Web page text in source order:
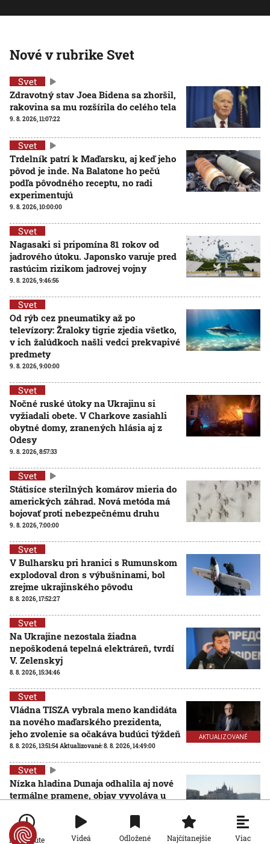
Nové v rubrike Svet
Svet
Zdravotný stav Joea Bidena sa zhoršil,
rakovina sa mu rozšírila do celého tela
9. 8. 2026, 11:07:22
Svet
Trdelník patrí k Maďarsku, aj keď jeho
pôvod je inde. Na Balatone ho pečú
podľa pôvodného receptu, no radi
experimentujú
9. 8. 2026, 10:00:00
Svet
Nagasaki si pripomína 81 rokov od
jadrového útoku. Japonsko varuje pred
rastúcim rizikom jadrovej vojny
9. 8. 2026, 9:46:56
Svet
Od rýb cez pneumatiky až po
televízory: Žraloky tigrie zjedia všetko,
v ich žalúdkoch našli vedci prekvapivé
predmety
9. 8. 2026, 9:00:00
Svet
Nočné ruské útoky na Ukrajinu si
vyžiadali obete. V Charkove zasiahli
obytné domy, zranených hlásia aj z
Odesy
9. 8. 2026, 8:57:33
Svet
Státisíce sterilných komárov mieria do
amerických záhrad. Nová metóda má
bojovať proti nebezpečnému druhu
9. 8. 2026, 7:00:00
Svet
V Bulharsku pri hranici s Rumunskom
explodoval dron s výbušninami, bol
zrejme ukrajinského pôvodu
8. 8. 2026, 17:52:27
Svet
Na Ukrajine nezostala žiadna
nepoškodená tepelná elektráreň, tvrdí
V. Zelenskyj
8. 8. 2026, 15:34:46
AKTUALIZOVANÉ
Svet
Vládna TISZA vybrala meno kandidáta
na nového maďarského prezidenta,
jeho zvolenie sa očakáva budúci týždeň
8. 8. 2026, 13:51:54Aktualizované:8. 8. 2026, 14:49:00
Svet
Nízka hladina Dunaja odhalila aj nové
termálne pramene, objav vyvoláva u
8. 8. 2026, 11:30:31
Po minúte Videá Odložené Najčítanejšie Viac